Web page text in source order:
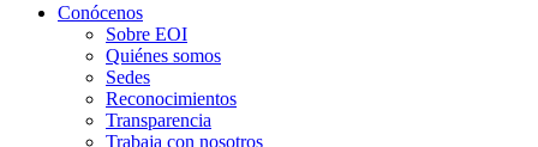
Conócenos
Sobre EOI
Quiénes somos
Sedes
Reconocimientos
Transparencia
Trabaja con nosotros